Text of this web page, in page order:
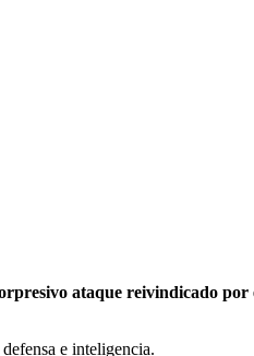
ataque reivindicado
e inteligencia.